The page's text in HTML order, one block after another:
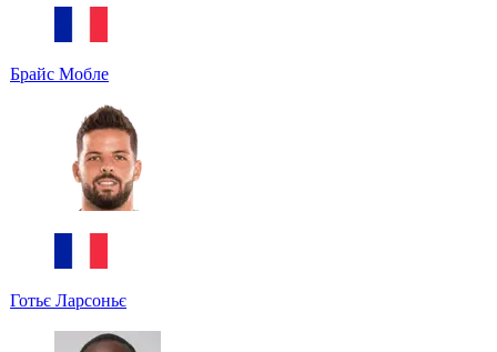
Брайс Мобле
Готьє Ларсоньє